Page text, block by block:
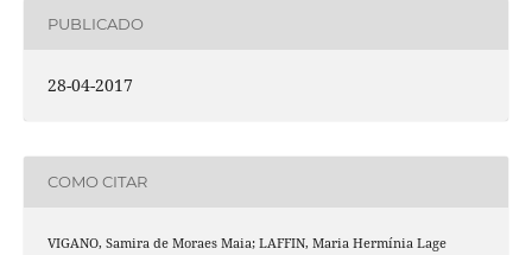
PUBLICADO
28-04-2017
COMO CITAR
VIGANO, Samira de Moraes Maia; LAFFIN, Maria Hermínia Lage